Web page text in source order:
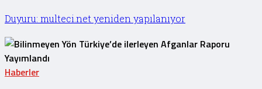
Duyuru: multeci.net yeniden yapılanıyor
Haberler